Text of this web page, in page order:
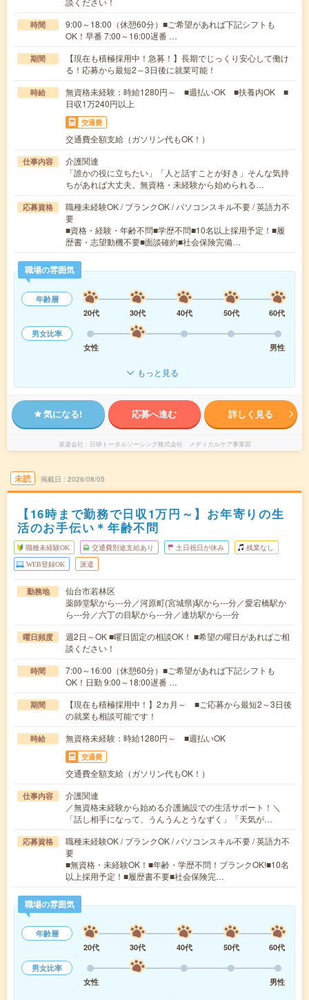
時間
9:00～18:00（休憩60分）■ご希望があれば下記シフトも
OK！早番 7:00～16:00遅番 …
期間
【現在も積極採用中！急募！】長期でじっくり安心して働け
る！応募から最短2～3日後に就業可能！
時給
無資格未経験：時給1280円～ ■週払いOK ■扶養内OK ■
日収1万240円以上
交通費
交通費全額支給（ガソリン代もOK！）
仕事内容
介護関連
「誰かの役に立ちたい」「人と話すことが好き」そんな気持
ちがあれば大丈夫。無資格・未経験から始められる…
応募資格
職種未経験OK / ブランクOK / パソコンスキル不要 / 英語力不
要
■資格・経験・年齢不問■学歴不問■10名以上採用予定！■履
歴書・志望動機不要■面談確約■社会保険完備…
職場の雰囲気
年齢層
20代
30代 40代 50代
60代
男女比率
女性
男性
もっと見る
気になる! 応募へ進む 詳しく見る
派遣会社 日研トータルソーシング株式会社 メディカルケア事業部
未読 掲載日 2026/08/05
【16時まで勤務で日収1万円～】お年寄りの生
活のお手伝い＊年齢不問
職種未経験OK 交通費別途支給あり 土日祝日が休み 残業なし
WEB登録OK 派遣
勤務地
仙台市若林区
薬師堂駅から---分／河原町(宮城県)駅から---分／愛宕橋駅か
ら---分／六丁の目駅から---分／連坊駅から---分
曜日頻度
週2日～OK ■曜日固定の相談OK！ ■希望の曜日があればご相
談ください！
時間
7:00～16:00（休憩60分）■ご希望があれば下記シフトも
OK！日勤 9:00～18:00遅番 …
期間
【現在も積極採用中！】2カ月～ ■ご応募から最短2～3日後
の就業も相談可能です！
時給 無資格未経験：時給1280円～ ■週払いOK
交通費
交通費全額支給（ガソリン代もOK！）
仕事内容
介護関連
／無資格未経験から始める介護施設での生活サポート！＼
「話し相手になって、うんうんとうなずく」「天気が…
応募資格
職種未経験OK / ブランクOK / パソコンスキル不要 / 英語力不
要
■無資格・未経験OK！■年齢・学歴不問！ブランクOK!■10名
以上採用予定！■履歴書不要■社会保険完…
職場の雰囲気
年齢層
20代
30代 40代 50代
60代
男女比率
女性
男性